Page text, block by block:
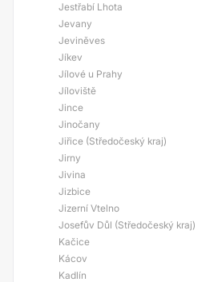
Jestřabí Lhota
Jevany
Jeviněves
Jíkev
Jílové u Prahy
Jíloviště
Jince
Jinočany
Jiřice (Středočeský kraj)
Jirny
Jivina
Jizbice
Jizerní Vtelno
Josefův Důl (Středočeský kraj)
Kačice
Kácov
Kadlín